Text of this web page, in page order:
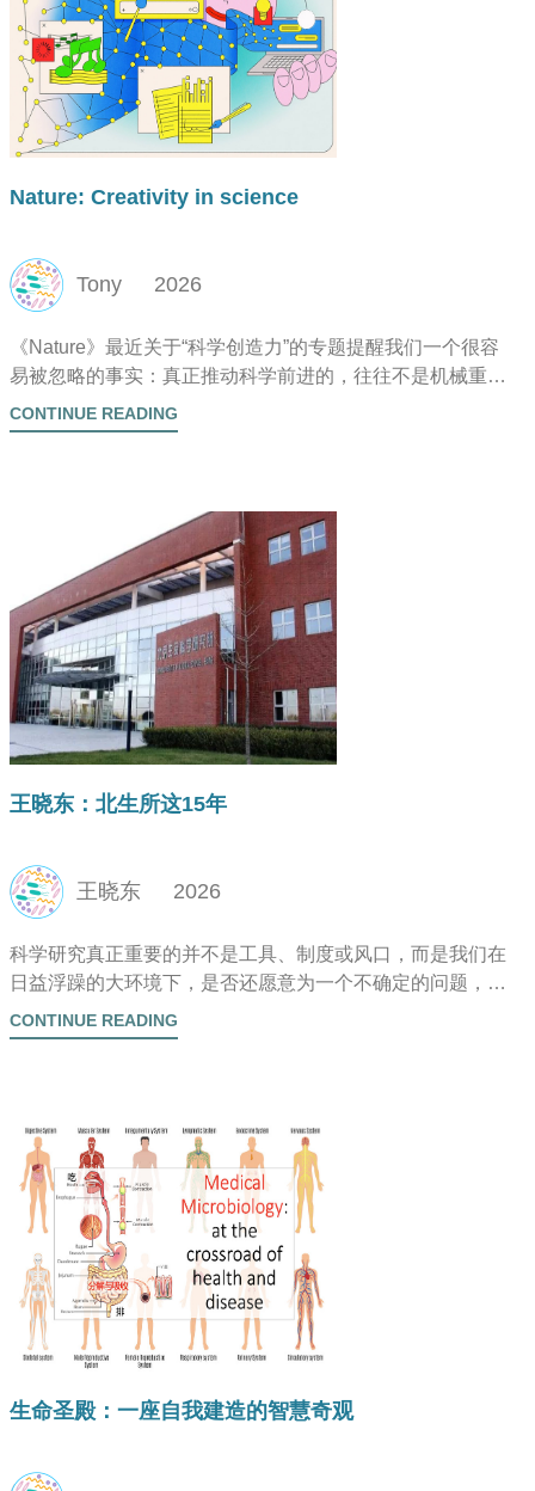
Nature: Creativity in science
Tony 2026
《Nature》最近关于“科学创造力”的专题提醒我们一个很容
易被忽略的事实：真正推动科学前进的，往往不是机械重
复，而是创造力。
CONTINUE READING
王晓东：北生所这15年
王晓东 2026
科学研究真正重要的并不是工具、制度或风口，而是我们在
日益浮躁的大环境下，是否还愿意为一个不确定的问题，付
出确定的时间。
CONTINUE READING
生命圣殿：一座自我建造的智慧奇观